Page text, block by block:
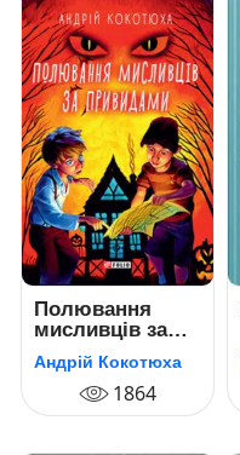
Полювання
мисливців за
привидами
Андрій Кокотюха
1864